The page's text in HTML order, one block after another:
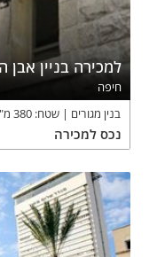
למכירה בניין
חיפה
בנין מגורים
שטח: 380
נכס למכירה